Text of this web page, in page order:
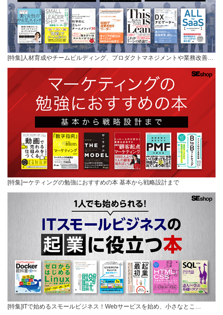
[特集]人材育成やチームビルディング、プロダクトマネジメントや業務改善…
[特集]ーケティングの勉強におすすめの本 基本から戦略設計まで
[特集]ITで始めるスモールビジネス！Webサービスを始め、小さなとこ…